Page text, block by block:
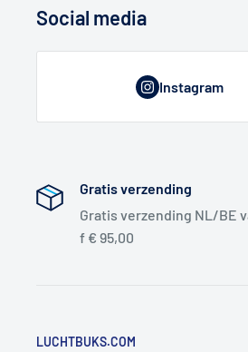
Social media
Instagram
Gratis verzending
Gratis verzending NL/BE
f € 95,00
LUCHTBUKS.COM